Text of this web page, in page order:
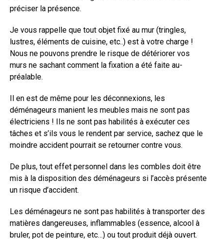
préciser la présence.
Je vous rappelle que tout objet fixé au mur (tringles,
lustres, éléments de cuisine, etc..) est à votre charge !
Nous ne pouvons prendre le risque de détériorer vos
murs ne sachant comment la fixation a été faite au-
préalable.
Il en est de même pour les déconnexions, les
déménageurs manient les meubles mais ne sont pas
électriciens ! Ils ne sont pas habilités à exécuter ces
tâches et s’ils vous le rendent par service, sachez que le
moindre accident pourrait se retourner contre vous.
De plus, tout effet personnel dans les combles doit être
mis à la disposition des déménageurs si l’accès présente
un risque d’accident.
Les déménageurs ne sont pas habilités à transporter des
matières dangereuses, inflammables (essence, alcool à
bruler, pot de peinture, etc…) ou tout produit déjà ouvert.